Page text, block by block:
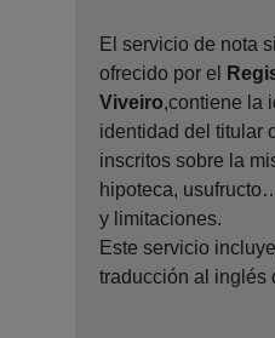
El servicio de nota
ofrecido por el
Viveiro,contiene la
identidad del titular
inscritos sobre la
hipoteca,
y limitaciones.
Este servicio
traducción al inglés